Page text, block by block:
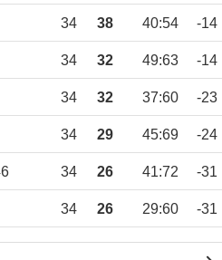
34 38 40:54 -14
34 32 49:63 -14
34 32 37:60 -23
34 29 45:69 -24
34 26 41:72 -31
34 26 29:60 -31